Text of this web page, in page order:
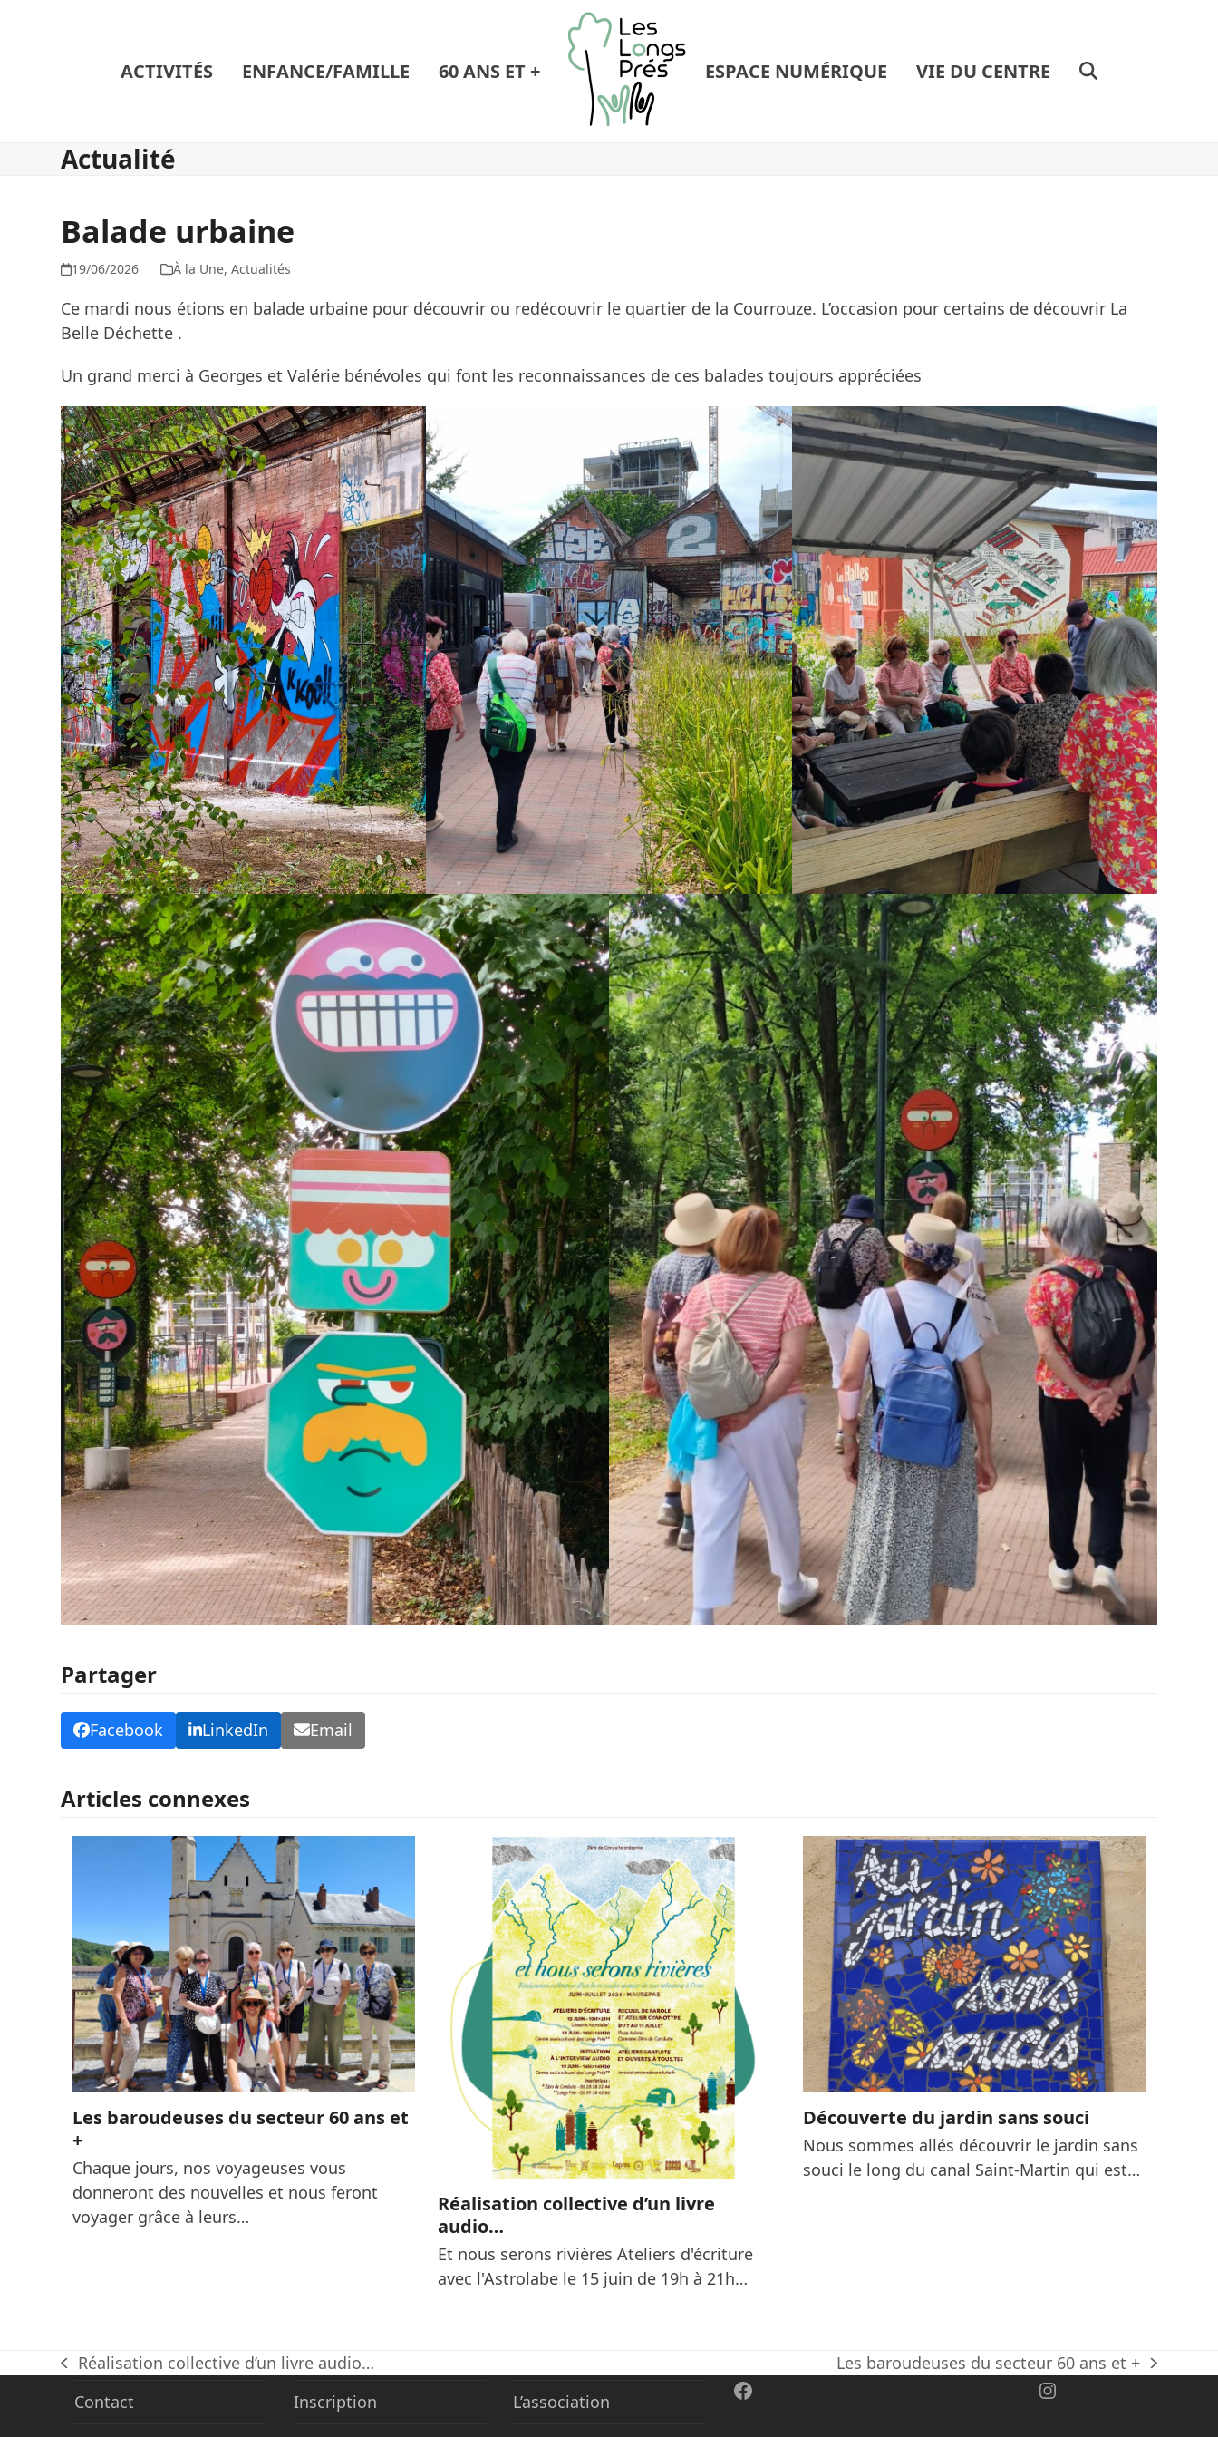
ACTIVITÉS ENFANCE/FAMILLE 60 ANS ET + ESPACE NUMÉRIQUE VIE DU CENTRE
Actualité
Balade urbaine
19/06/2026 À la Une,Actualités
Ce mardi nous étions en balade urbaine pour découvrir ou redécouvrir le quartier de la Courrouze. L’occasion pour certains de découvrir La
Belle Déchette .
Un grand merci à Georges et Valérie bénévoles qui font les reconnaissances de ces balades toujours appréciées
Partager
Facebook LinkedIn Email
Articles connexes
Les baroudeuses du secteur 60 ans et
+
Chaque jours, nos voyageuses vous
donneront des nouvelles et nous feront
voyager grâce à leurs…
Réalisation collective d’un livre
audio…
Et nous serons rivières Ateliers d'écriture
avec l'Astrolabe le 15 juin de 19h à 21h…
Découverte du jardin sans souci
Nous sommes allés découvrir le jardin sans
souci le long du canal Saint-Martin qui est…
previous
post:
Réalisation collective d’un livre audio…
next
Les baroudeuses du secteur 60 ans et +
Contact
Inscription L’association Facebook Instagram